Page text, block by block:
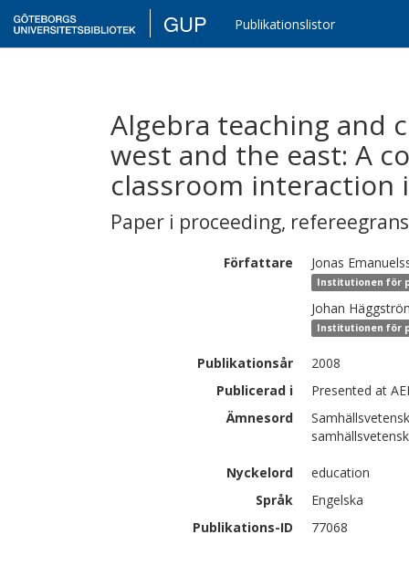
GUP Publikationslistor
Algebra teaching and
west and the east: A
classroom interaction
Paper i proceeding,
Författare Jonas
Institutionen för
Johan
Institutionen för
Publikationsår
2008
Publicerad i
Presented at
Ämnesord
Nyckelord
education
Språk
Engelska
Publikations-ID
77068